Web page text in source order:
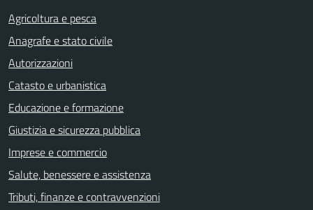
Agricoltura e pesca
Anagrafe e stato civile
Autorizzazioni
Catasto e urbanistica
Educazione e formazione
Giustizia e sicurezza pubblica
Imprese e commercio
Salute, benessere e assistenza
Tributi, finanze e contravvenzioni